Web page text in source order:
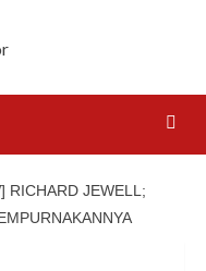
RICHARD JEWELL;